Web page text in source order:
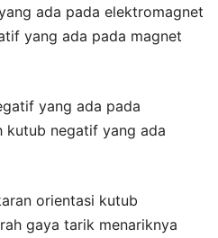
ada pada elektromagnet
yang ada pada magnet
yang ada pada
negatif yang ada
orientasi kutub
gaya tarik menariknya